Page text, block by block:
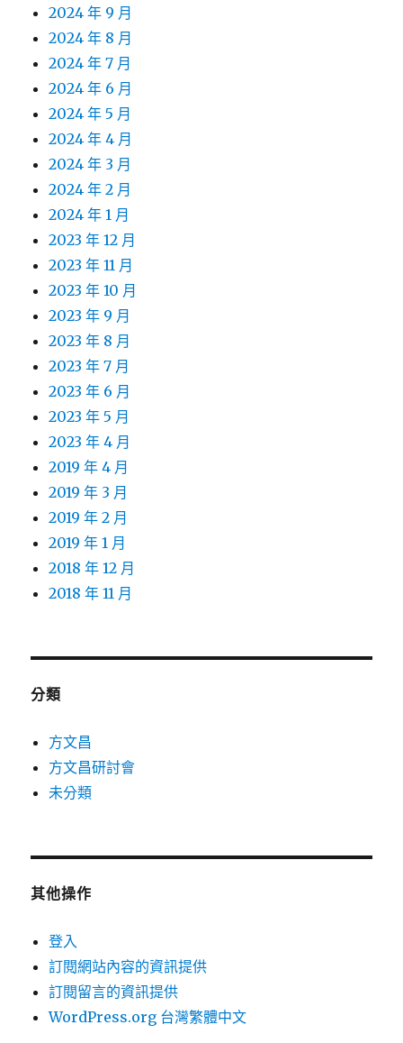
2024 年 9 月
2024 年 8 月
2024 年 7 月
2024 年 6 月
2024 年 5 月
2024 年 4 月
2024 年 3 月
2024 年 2 月
2024 年 1 月
2023 年 12 月
2023 年 11 月
2023 年 10 月
2023 年 9 月
2023 年 8 月
2023 年 7 月
2023 年 6 月
2023 年 5 月
2023 年 4 月
2019 年 4 月
2019 年 3 月
2019 年 2 月
2019 年 1 月
2018 年 12 月
2018 年 11 月
分類
方文昌
方文昌研討會
未分類
其他操作
登入
訂閱網站內容的資訊提供
訂閱留言的資訊提供
WordPress.org 台灣繁體中文